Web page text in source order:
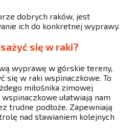
dobrych raków, jest
ich do konkretnej wyprawy.
się w raki?
wyprawę w górskie tereny,
się w raki wspinaczkowe. To
miłośnika zimowej
ułatwiają nam
trudne podłoże. Zapewniają
nad stawianiem kolejnych